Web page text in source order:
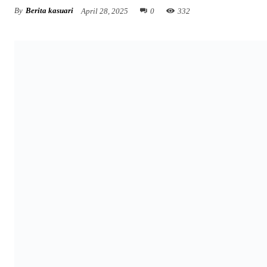
By Berita kasuari April 28, 2025 0 332